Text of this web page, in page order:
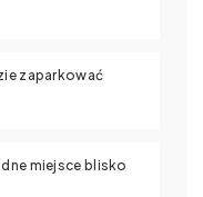
zaparkować
miejsce blisko